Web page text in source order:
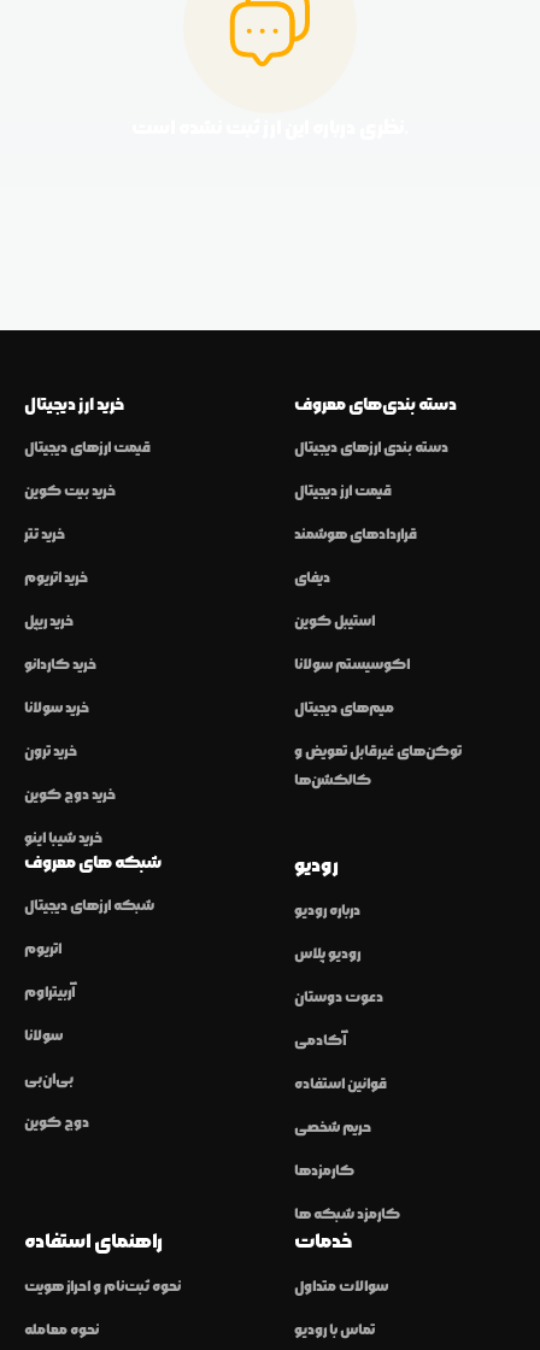
خرید ارز دیجیتال
قیمت ارزهای دیجیتال
خرید بیت کوین
خرید تتر
خرید اتریوم
خرید ریپل
خرید کاردانو
خرید سولانا
خرید ترون
خرید دوج کوین
خرید شیبا اینو
دسته بندی‌های معروف
دسته بندی ارزهای دیجیتال
قیمت ارز دیجیتال
قراردادهای هوشمند
دیفای
استیبل کوین
اکوسیستم سولانا
میم‌های دیجیتال
توکن‌های غیرقابل تعویض و
کالکشن‌ها
شبکه های معروف
شبکه ارزهای دیجیتال
اتریوم
آربیتراوم
سولانا
بی‌ان‌بی
دوج کوین
رودیو
درباره رودیو
رودیو پلاس
دعوت دوستان
آکادمی
قوانین استفاده
حریم شخصی
کارمزدها
کارمزد شبکه ها
راهنمای استفاده
نحوه ثبت‌نام و احراز هویت
نحوه معامله
خدمات
سوالات متداول
تماس با رودیو